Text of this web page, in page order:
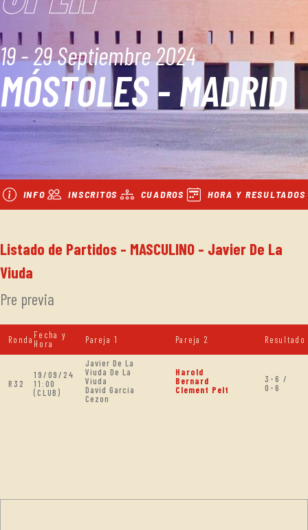
19 - 29 Septiembre 2024
MÓSTOLES - MADRID
INFO INSCRITOS CUADROS HORA Y RESULTADOS
Listado de Partidos - MASCULINO - Javier De La
Viuda
Pre previa
Ronda Fecha y
Hora
Pareja 1 Pareja 2 Resultado
R32
19/09/24
11:00
(CLUB)
Javier De La
Viuda De La
Viuda
David Garcia
Cezon
Harold
Bernard
Clement Pelt
3-6 /
0-6